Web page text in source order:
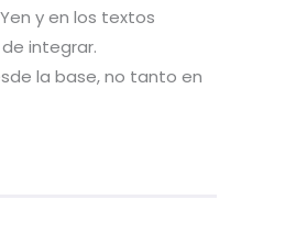
y en los textos
integrar.
la base, no tanto en